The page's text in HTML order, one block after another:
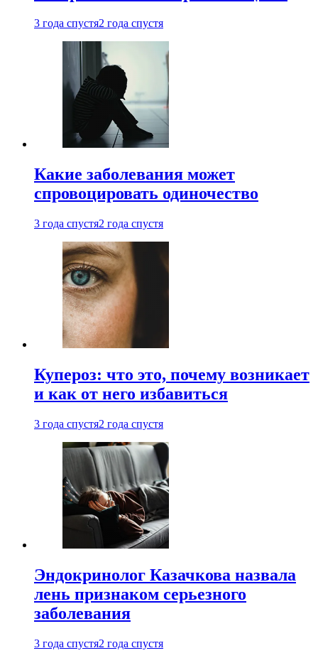
3 года спустя2 года спустя
Какие заболевания может
спровоцировать одиночество
3 года спустя2 года спустя
Купероз: что это, почему возникает
и как от него избавиться
3 года спустя2 года спустя
Эндокринолог Казачкова назвала
лень признаком серьезного
заболевания
3 года спустя2 года спустя